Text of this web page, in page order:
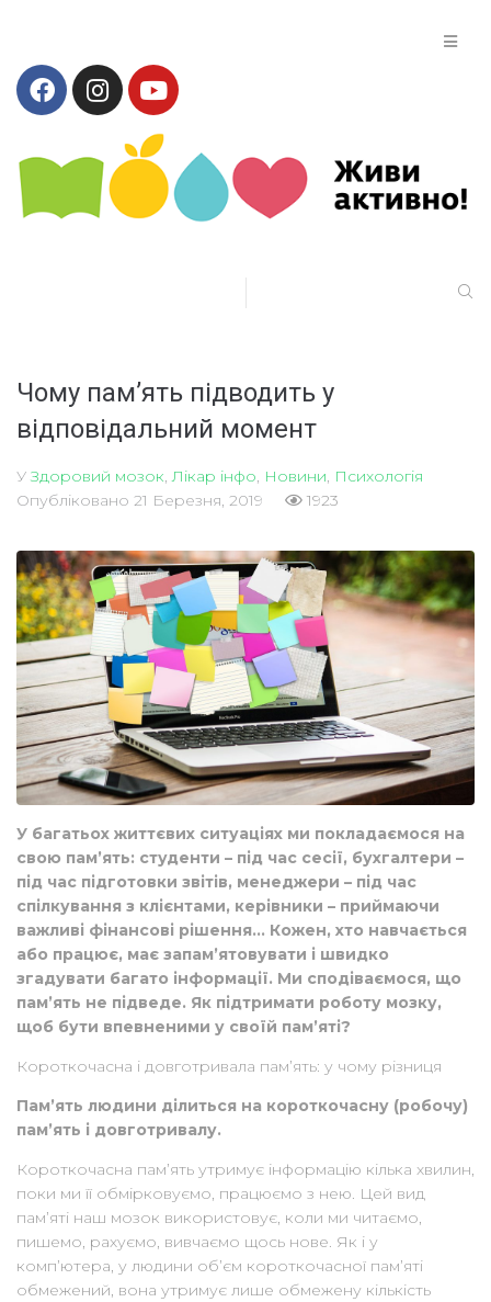
Чому пам’ять підводить у
відповідальний момент
УЗдоровий мозок Лікар інфо Новини Психологія
Опубліковано 21 Березня, 2019 1923
У багатьох життєвих ситуаціях ми покладаємося на
свою пам’ять: студенти – під час сесії, бухгалтери –
під час підготовки звітів, менеджери – під час
спілкування з клієнтами, керівники – приймаючи
важливі фінансові рішення… Кожен, хто навчається
або працює, має запам’ятовувати і швидко
згадувати багато інформації. Ми сподіваємося, що
пам’ять не підведе. Як підтримати роботу мозку,
щоб бути впевненими у своїй пам’яті?
Короткочасна і довготривала пам’ять: у чому різниця
Пам’ять людини ділиться на короткочасну (робочу)
пам’ять і довготривалу.
Короткочасна пам’ять утримує інформацію кілька хвилин,
поки ми її обмірковуємо, працюємо з нею. Цей вид
пам’яті наш мозок використовує, коли ми читаємо,
пишемо, рахуємо, вивчаємо щось нове. Як і у
комп’ютера, у людини об’єм короткочасної пам’яті
обмежений, вона утримує лише обмежену кількість